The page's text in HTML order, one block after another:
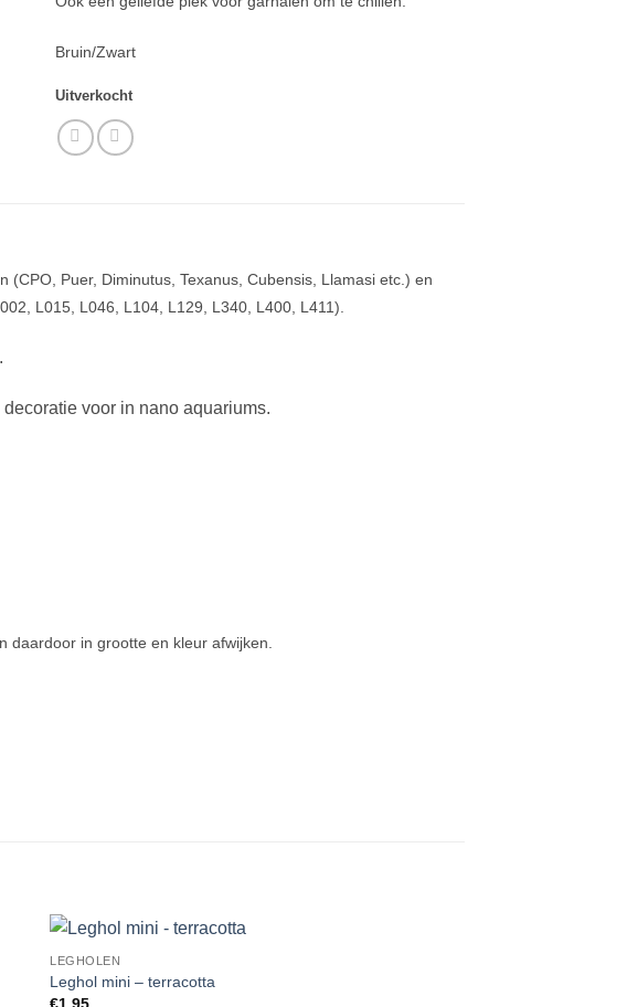
Bruin/Zwart
Uitverkocht
Puer, Diminutus, Texanus, Cubensis, Llamasi etc.) en
L015, L046, L104, L129, L340, L400, L411).
voor in nano aquariums.
daardoor in grootte en kleur afwijken.
Wishlist
LEGHOLEN
Leghol mini – terracotta